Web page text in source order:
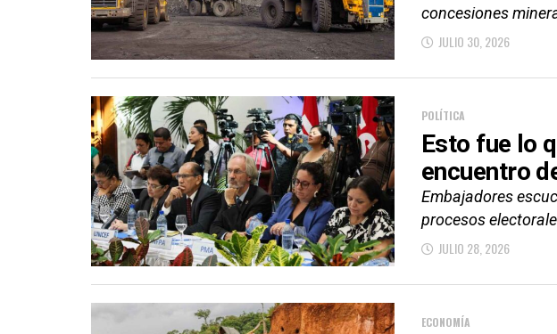
concesiones
JULIO 30, 2026
POLÍTICA
Esto fue lo
encuentro
Embajadores
procesos
JULIO 28, 2026
ECONOMÍA